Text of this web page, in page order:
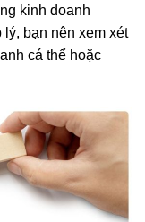
kinh doanh
bạn nên xem xét
cá thể hoặc